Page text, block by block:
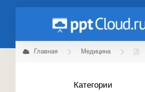
Главная Медицина
Категории